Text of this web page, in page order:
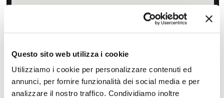
Questo sito web utilizza i cookie
Utilizziamo i cookie per personalizzare contenuti ed
annunci, per fornire funzionalità dei social media e per
analizzare il nostro traffico. Condividiamo inoltre
Zoom
Offerte